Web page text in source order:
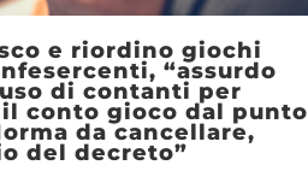
e riordino giochi
“assurdo
di contanti per
conto gioco dal punto
da cancellare,
del decreto”